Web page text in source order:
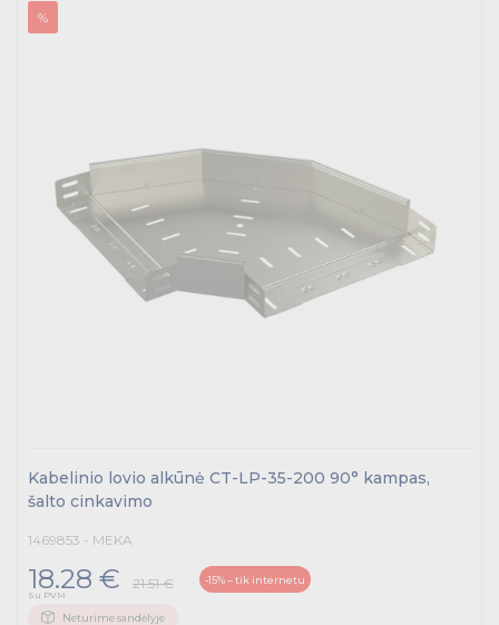
%
Kabelinio lovio alkūnė CT-LP-35-200 90° kampas,
šalto cinkavimo
1469853 - MEKA
18.28 € 21.51 € -15% – tik internetu
Su PVM
Neturime sandėlyje